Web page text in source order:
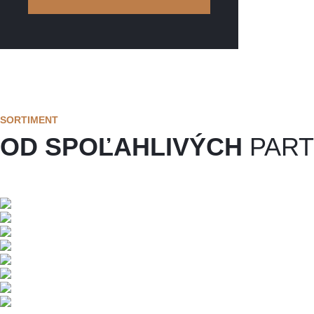
SORTIMENT
OD SPOĽAHLIVÝCH